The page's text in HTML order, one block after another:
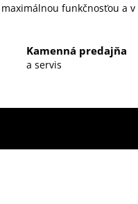
funkčnosťou a
Kamenná predajňa
a servis